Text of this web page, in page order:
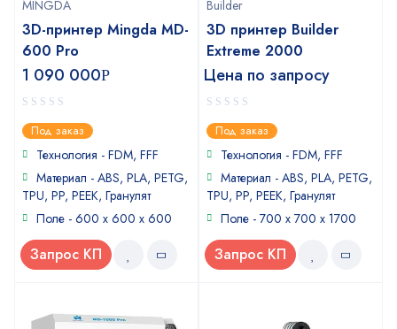
MINGDA
3D-принтер Mingda MD-
600 Pro
1 090 000Р
0
out
of
Под заказ
Технология - FDM, FFF
Материал - ABS, PLA, PETG,
TPU, PP, PEEK, Гранулят
Поле - 600 x 600 x 600
Запрос КП
Builder
3D принтер Builder
Extreme 2000
Цена по запросу
0
out
of
Под заказ
Технология - FDM, FFF
Материал - ABS, PLA, PETG,
TPU, PP, PEEK, Гранулят
Поле - 700 x 700 x 1700
Запрос КП